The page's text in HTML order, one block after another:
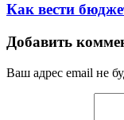
Как вести
Добавить
Ваш адрес email не